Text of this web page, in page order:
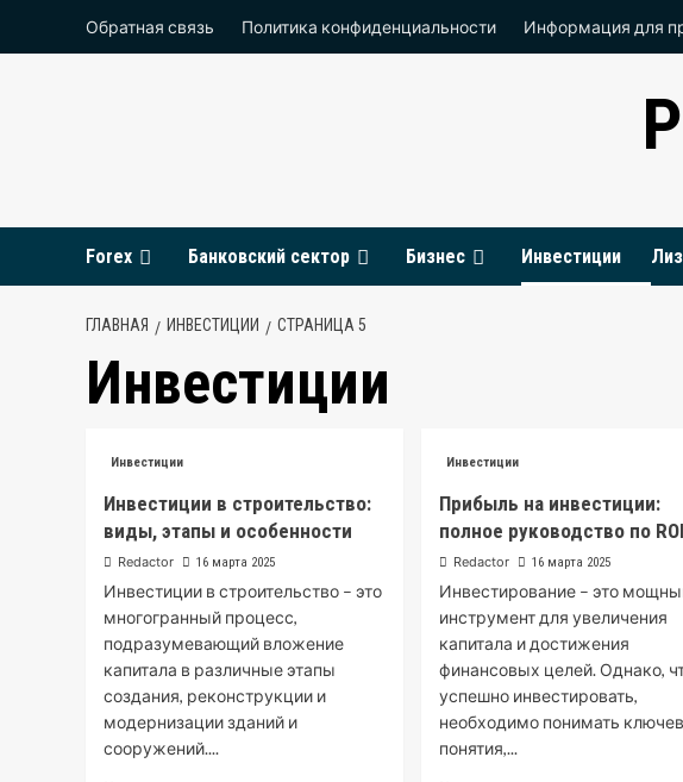
Обратная связь Политика конфиденциальности Информация для
Forex Банковский сектор Бизнес Инвестиции
ГЛАВНАЯ ИНВЕСТИЦИИ СТРАНИЦА 5
Инвестиции
Инвестиции
Инвестиции в строительство:
виды, этапы и особенности
Redactor 16 марта 2025
Инвестиции в строительство – это
многогранный процесс,
подразумевающий вложение
капитала в различные этапы
создания, реконструкции и
модернизации зданий и
сооружений....
Инвестиции
Прибыль на инвестиции:
полное руководство по ROI
Redactor 16 марта 2025
Инвестирование – это
инструмент для увеличения
капитала и достижения
финансовых целей. Однако,
успешно инвестировать,
необходимо понимать
понятия,...